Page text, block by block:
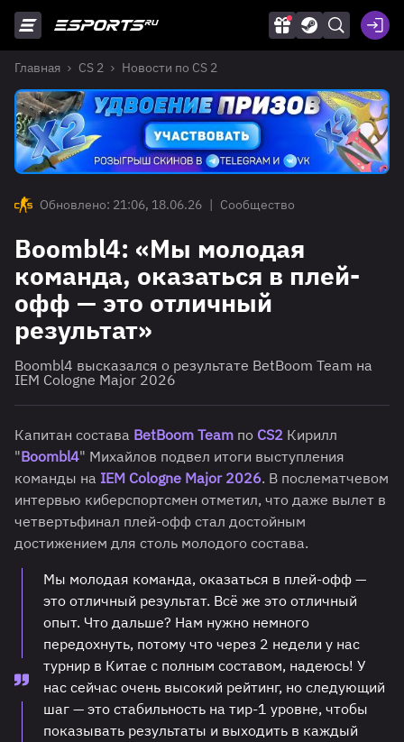
Главная CS 2 Новости по CS 2
Обновлено: 21:06, 18.06.26 | Сообщество
Boombl4: «Мы молодая
команда, оказаться в плей-
офф — это отличный
результат»
Boombl4 высказался о результате BetBoom Team на
IEM Cologne Major 2026
Капитан состава BetBoom Team по CS2 Кирилл
"Boombl4" Михайлов подвел итоги выступления
команды на IEM Cologne Major 2026. В послематчевом
интервью киберспортсмен отметил, что даже вылет в
четвертьфинал плей-офф стал достойным
достижением для столь молодого состава.
Мы молодая команда, оказаться в плей-офф —
это отличный результат. Всё же это отличный
опыт. Что дальше? Нам нужно немного
передохнуть, потому что через 2 недели у нас
турнир в Китае с полным составом, надеюсь! У
нас сейчас очень высокий рейтинг, но следующий
шаг — это стабильность на тир-1 уровне, чтобы
показывать результаты и выходить в каждый